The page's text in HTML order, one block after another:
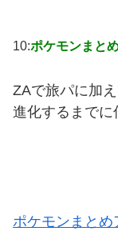
10:ポケモンまと
ZAで旅パに加
進化するまで
ポケモンまとめ